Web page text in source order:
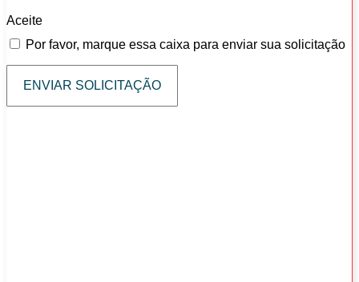
Aceite
Por favor, marque essa caixa para enviar sua solicitação
ENVIAR SOLICITAÇÃO